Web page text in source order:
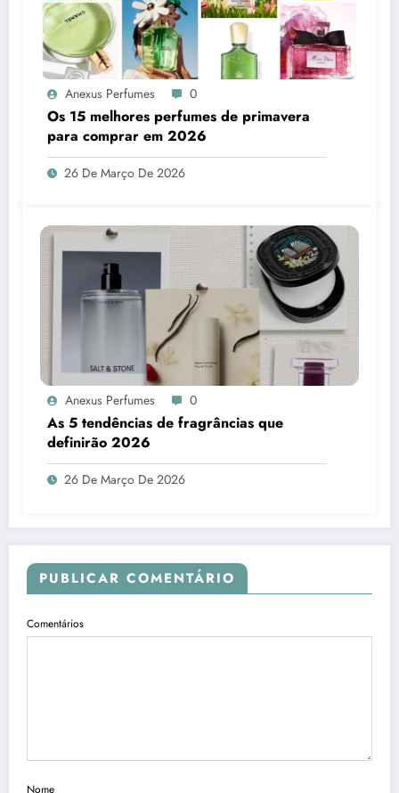
Anexus Perfumes 0
Os 15 melhores perfumes de primavera
para comprar em 2026
26 De Março De 2026
Anexus Perfumes 0
As 5 tendências de fragrâncias que
definirão 2026
26 De Março De 2026
PUBLICAR COMENTÁRIO
Comentários
Nome